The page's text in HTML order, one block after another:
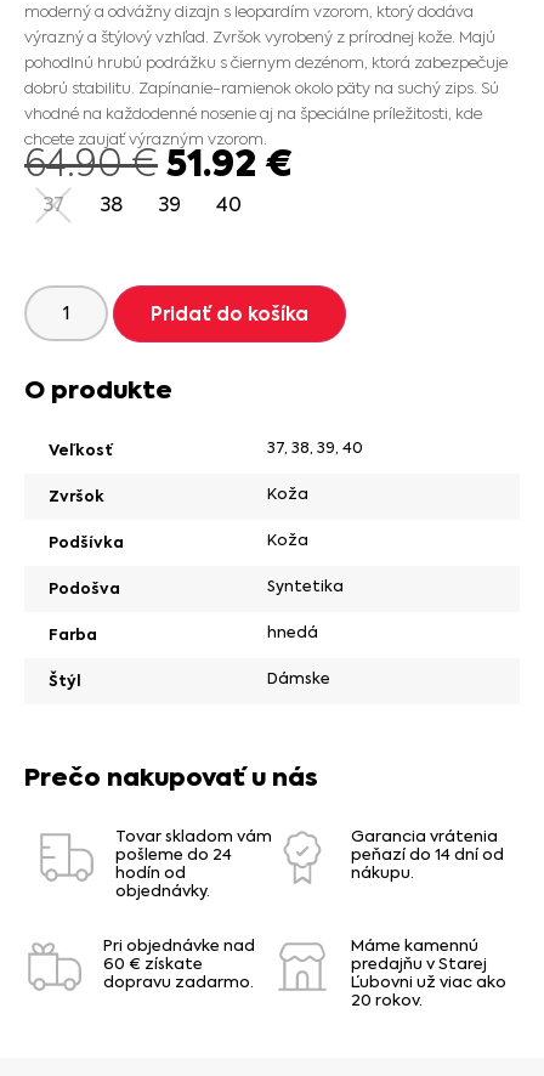
moderný a odvážny dizajn s leopardím vzorom, ktorý dodáva
výrazný a štýlový vzhľad. Zvršok vyrobený z prírodnej kože. Majú
pohodlnú hrubú podrážku s čiernym dezénom, ktorá zabezpečuje
dobrú stabilitu. Zapínanie-ramienok okolo päty na suchý zips. Sú
vhodné na každodenné nosenie aj na špeciálne príležitosti, kde
chcete zaujať výrazným vzorom.
64.90€51.92 €
37 38 39 40
Pridať do košíka
O produkte
Veľkosť 37, 38, 39, 40
Zvršok Koža
Podšívka Koža
Podošva Syntetika
Farba hnedá
Štýl Dámske
Prečo nakupovať u nás
Tovar skladom vám
pošleme do 24
hodín od
objednávky.
Garancia vrátenia
peňazí do 14 dní od
nákupu.
Pri objednávke nad
60 € získate
dopravu zadarmo.
Máme kamennú
predajňu v Starej
Ľubovni už viac ako
20 rokov.